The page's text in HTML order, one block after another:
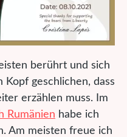
berührt und sich
geschlichen, dass
erzählen muss. Im
Rumänien habe ich
Am meisten freue ich